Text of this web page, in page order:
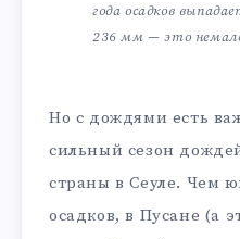
года осадков
236 мм — это
Но с дождями есть
сильный сезон
страны в Сеуле. Чем
осадков, в Пусане (а